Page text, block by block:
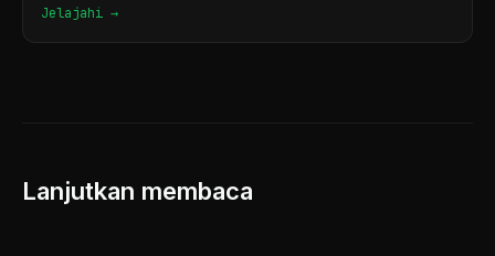
Jelajahi →
Lanjutkan membaca